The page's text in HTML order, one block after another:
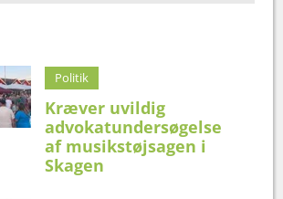
Politik
Kræver uvildig
advokatundersøgelse
af musikstøjsagen i
Skagen